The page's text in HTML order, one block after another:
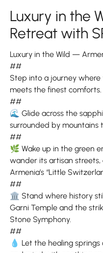
Luxury in the
Retreat with
Luxury in the Wild —
##
Step into a journey
meets the finest comforts.
##
🌊 Glide across the
surrounded by mountains
##
🌿 Wake up in the green
wander its artisan
Armenia’s “Little
##
🏛 Stand where history
Garni Temple and the
Stone Symphony.
##
💧 Let the healing